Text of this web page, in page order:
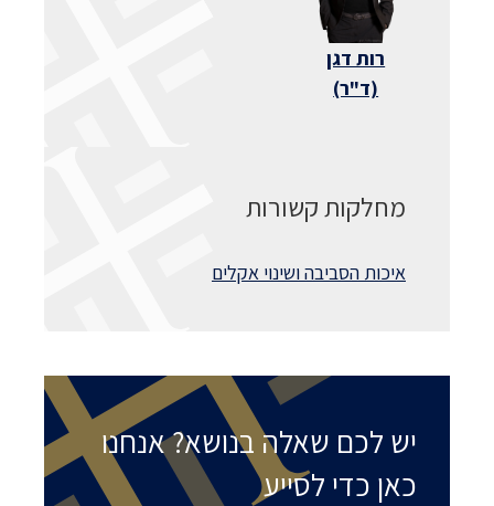
רות דגן
(ד"ר)
מחלקות קשורות
איכות הסביבה ושינוי אקלים
יש לכם שאלה בנושא? אנחנו
כאן כדי לסייע